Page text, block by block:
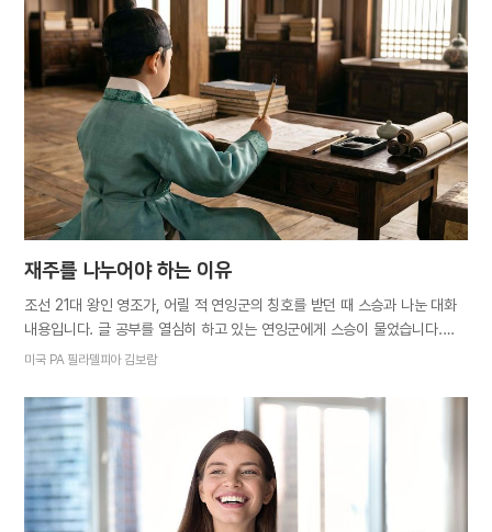
행복했다. 하나님 말씀이 아름다운 선율이 되고, 그 선율이 내 영혼에
행복하게 스며들었다. 성가대는 세상에서 가장 아름다운 노래를 부른다는
자부심이 내 가슴을 벅차오르게 한다. 이렇게 아름다운 찬양을 맡겨주시고,
행복한 경험을 하게 해주신 하나님께 감사드린다.
재주를 나누어야 하는 이유
조선 21대 왕인 영조가, 어릴 적 연잉군의 칭호를 받던 때 스승과 나눈 대화
내용입니다. 글 공부를 열심히 하고 있는 연잉군에게 스승이 물었습니다.
“왕자마마께서는 글 공부가 재미있으신가 봅니다.” “예, 스승님. 저는 글
무엇입니까?” 연잉군은 스승의 얼굴을 바라보며 이렇게 말했습니다.
“나누기 위해서입니다. 어머니께서 그리 말씀하셨습니다. 하늘이 누구에게
귀한 재주를 주었다면, 그것은 다른 이의 재주를 모아주었기 때문이고 저의
것이 아니라고요. 그러니 열심히 익히고 닦아 저에게 재주를 빌려준
백성들에게 다시 돌려주어야 한다고 말입니다.” 우리도 하늘 아버지
어머니께 진리 안에 거하는 축복, 말씀을 깨닫는 은혜를 허락받았습니다.
미국 PA 필라델피아 김보람